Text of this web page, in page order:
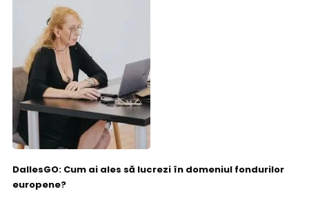
DallesGO: Cum ai ales să lucrezi în domeniul fondurilor
europene?